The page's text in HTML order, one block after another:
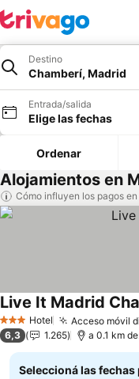
Destino
Chamberí, Madrid
Entrada/salida
Elige las fechas
Ordenar
Alojamientos en
Cómo influyen los pagos
3 Estrellas
Hotel Acceso móvil
Live It Madrid
6,3 1.265 a 0.1 km
Seleccioná las fechas